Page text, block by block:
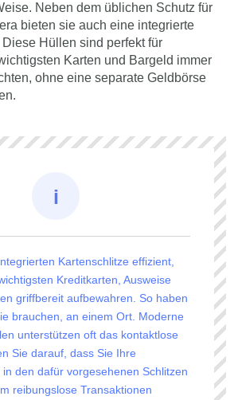
Neben dem üblichen Schutz für
bieten sie auch eine integrierte
Hüllen sind perfekt für
Karten und Bargeld immer
ohne eine separate Geldbörse
Kartenschlitze effizient,
Kreditkarten, Ausweise
griffbereit aufbewahren. So haben
brauchen, an einem Ort. Moderne
unterstützen oft das kontaktlose
Sie darauf, dass Sie Ihre
den dafür vorgesehenen Schlitzen
reibungslose Transaktionen